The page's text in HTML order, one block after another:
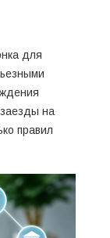
для
на
правил